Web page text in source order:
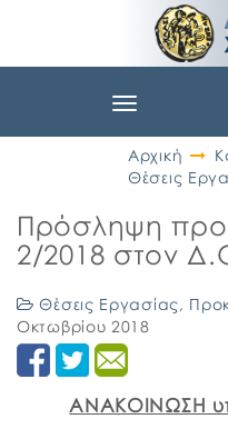
Toggle
Αρχική
Θέσεις
Πρόσληψη
2/2018 στον
Θέσεις Εργασίας,
Οκτωβρίου 2018
ΑΝΑΚΟΙΝΩΣΗ